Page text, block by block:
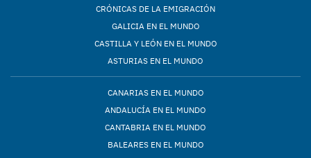
CRÓNICAS DE LA EMIGRACIÓN
GALICIA EN EL MUNDO
CASTILLA Y LEÓN EN EL MUNDO
ASTURIAS EN EL MUNDO
CANARIAS EN EL MUNDO
ANDALUCÍA EN EL MUNDO
CANTABRIA EN EL MUNDO
BALEARES EN EL MUNDO